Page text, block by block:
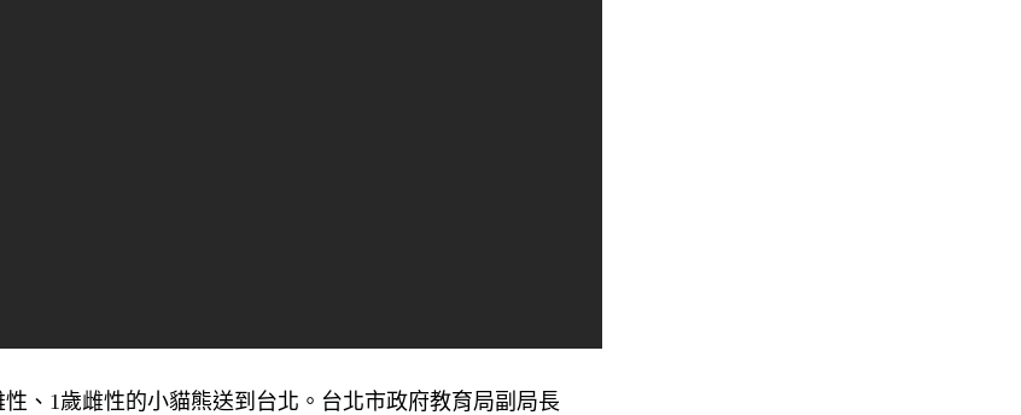
、1歲雌性的小貓熊送到台北。台北市政府教育局副局長